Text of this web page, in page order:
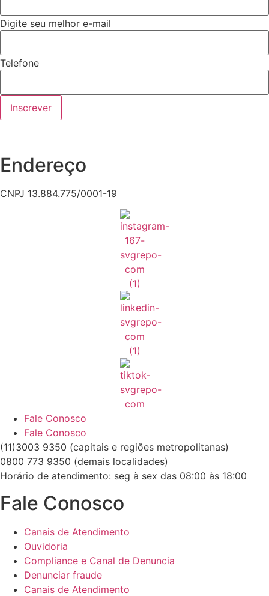
Digite seu melhor e-mail
Telefone
Inscrever
Endereço
CNPJ 13.884.775/0001-19
Fale Conosco
Fale Conosco
(11)3003 9350 (capitais e regiões metropolitanas)
0800 773 9350 (demais localidades)
Horário de atendimento: seg à sex das 08:00 às 18:00
Fale Conosco
Canais de Atendimento
Ouvidoria
Compliance e Canal de Denuncia
Denunciar fraude
Canais de Atendimento